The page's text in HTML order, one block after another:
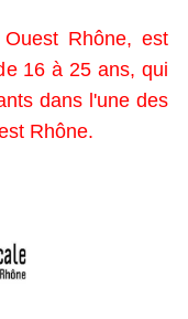
Rhône, est
16 à 25 ans, qui
dans l'une des
Rhône.